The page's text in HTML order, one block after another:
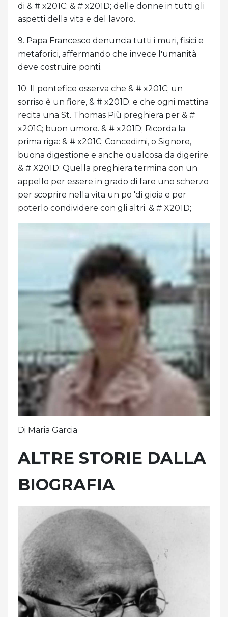
di & # x201C; & # x201D; delle donne in tutti gli
aspetti della vita e del lavoro.
9. Papa Francesco denuncia tutti i muri, fisici e
metaforici, affermando che invece l'umanità
deve costruire ponti.
10. Il pontefice osserva che & # x201C; un
sorriso è un fiore, & # x201D; e che ogni mattina
recita una St. Thomas Più preghiera per & #
x201C; buon umore. & # x201D; Ricorda la
prima riga: & # x201C; Concedimi, o Signore,
buona digestione e anche qualcosa da digerire.
& # X201D; Quella preghiera termina con un
appello per essere in grado di fare uno scherzo
per scoprire nella vita un po 'di gioia e per
poterlo condividere con gli altri. & # X201D;
Di Maria Garcia
ALTRE STORIE DALLA
BIOGRAFIA